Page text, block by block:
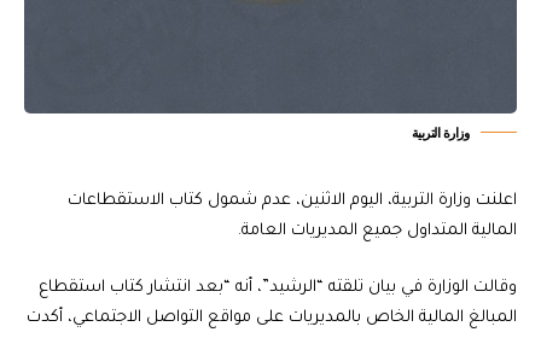
وزارة التربية
اعلنت وزارة التربية، اليوم الاثنين، عدم شمول كتاب الاستقطاعات
المالية المتداول جميع المديريات العامة.
وقالت الوزارة في بيان تلقته “الرشيد”، أنه “بعد انتشار كتاب استقطاع
المبالغ المالية الخاص بالمديريات على مواقع التواصل الاجتماعي، أكدت